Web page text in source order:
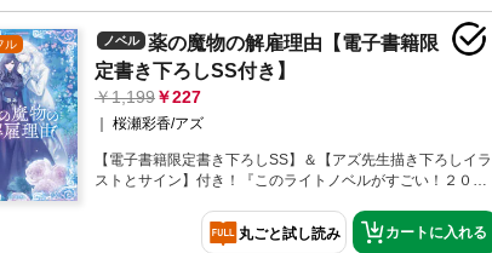
すが、杉、ヒノキ、稲の花粉が悩みの種。誰か画期的な薬を
開発してくれることを願っております。イラストレーター：
まろこの度はお手に取っていただきありがとうございます。
恋愛あり、モフモフあり、回帰のミステリーありの盛沢山な
物語で、楽しくイラスト描かせていただきました。私もフェ
ンリルをモフりたいです。
象を司るディノとの厄介な契約を手放そうとしながらも、歌
乞いのネアはこの無垢で残酷な魔物の存在に心が傾いてい
た。一方、ディノはネアに伝えていない隠し事があり――
「ごめんね。君はもうその箱庭には戻れない」クッキーモン
スターの正体、魔術豊かな百貨店でのお買い物、婚約者兼上
司とのすれ違い（？）、そして新たな“人ならざる生き物”との
遭遇が！？ひとりぼっちだった少女と魔物が、宝物のような
祝福を手に入れる、異種婚姻ファンタジー第２巻！
ル
ノベル
薬の魔物の解雇理由【電子書籍限
定書き下ろしSS付き】
1,199 227
桜瀬彩香/アズ
【電子書籍限定書き下ろしSS】＆【アズ先生描き下ろしイラ
ストとサイン】付き！『このライトノベルがすごい！２０２
は全て叶えよう」おとぎの森で拾ったのは......魔物の"王"でし
た!?歌乞いの少女と万象の魔物の異種婚姻ファンタジー！書
丸ごと試し読み カートに入れる